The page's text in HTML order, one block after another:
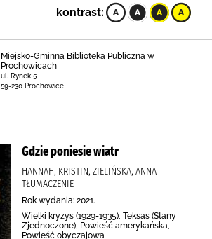
kontrast:
Miejsko-Gminna Biblioteka Publiczna w
Prochowicach
ul. Rynek 5
59-230 Prochowice
Gdzie poniesie wiatr
HANNAH, KRISTIN, ZIELIŃSKA, ANNA
TŁUMACZENIE
Rok wydania: 2021.
Wielki kryzys (1929-1935), Teksas (Stany
Zjednoczone), Powieść amerykańska,
Powieść obyczajowa